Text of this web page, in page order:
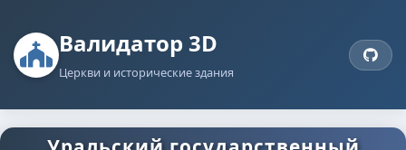
Валидатор 3D
Церкви и исторические здания